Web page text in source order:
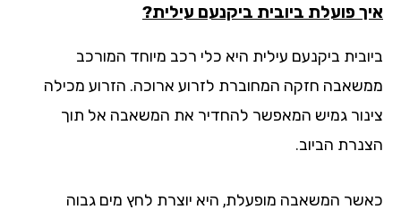
פועלת ביובית ביקנעם עילית?
ביקנעם עילית היא כלי רכב מיוחד המורכב
חזקה המחוברת לזרוע ארוכה. הזרוע מכילה
גמיש המאפשר להחדיר את המשאבה אל תוך
הביוב.
המשאבה מופעלת, היא יוצרת לחץ מים גבוה